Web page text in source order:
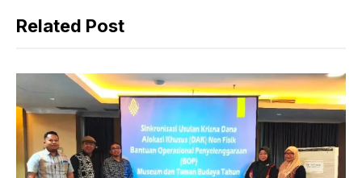
e
o
o
k
t
A
p
p
e
r
a
m
Related Post